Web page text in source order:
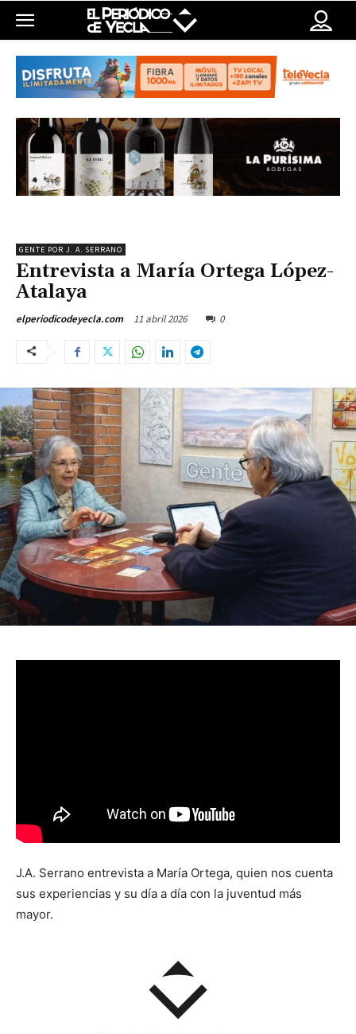
GENTE POR J. A. SERRANO
Entrevista a María Ortega López-
Atalaya
elperiodicodeyecla.com 11 abril 2026 0
J.A. Serrano entrevista a María Ortega, quien nos cuenta
sus experiencias y su día a día con la juventud más
mayor.